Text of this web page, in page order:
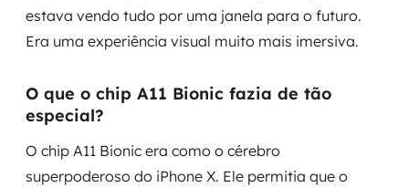
estava vendo tudo por uma janela para o futuro.
Era uma experiência visual muito mais imersiva.
O que o chip A11 Bionic fazia de tão
especial?
O chip A11 Bionic era como o cérebro
superpoderoso do iPhone X. Ele permitia que o